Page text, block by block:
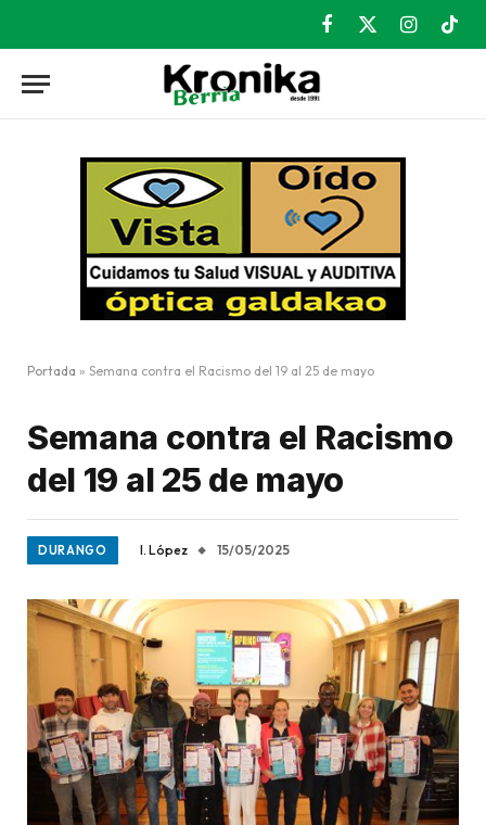
Facebook
X
Instagram
Portada » Semana contra el Racismo del 19 al 25 de mayo
Semana contra el Racismo
del 19 al 25 de mayo
DURANGO I. López 15/05/2025